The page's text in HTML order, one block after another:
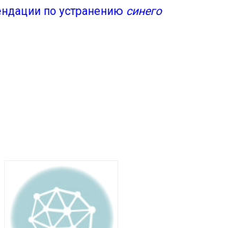
по устранению синего